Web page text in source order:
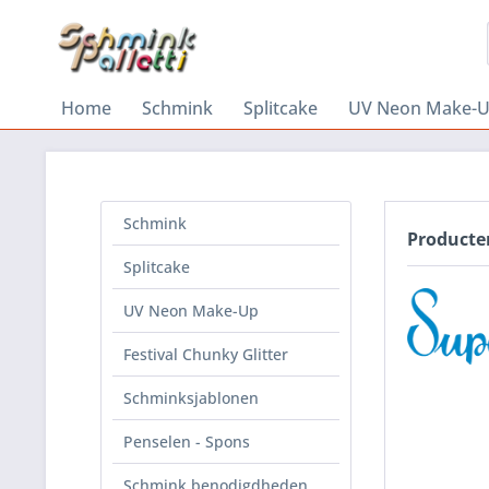
Home Schmink Splitcake UV Neon Make-
Schmink
Splitcake
UV Neon Make-Up
Festival Chunky Glitter
Schminksjablonen
Penselen - Spons